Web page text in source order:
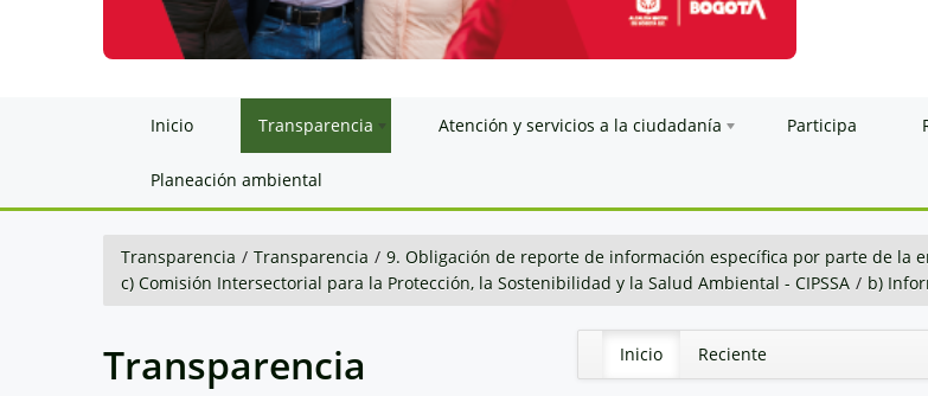
Inicio Transparencia Atención y servicios a la ciudadanía Participa
Planeación ambiental
Transparencia / Transparencia / 9. Obligación de reporte de información específica por parte de la
c) Comisión Intersectorial para la Protección, la Sostenibilidad y la Salud Ambiental - CIPSSA / b)
Transparencia Inicio Reciente